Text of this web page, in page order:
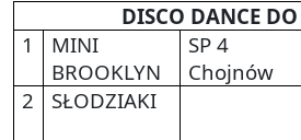
DISCO DANCE
1
MINI
BROOKLYN
SP 4
Chojnów
2
SŁODZIAKI